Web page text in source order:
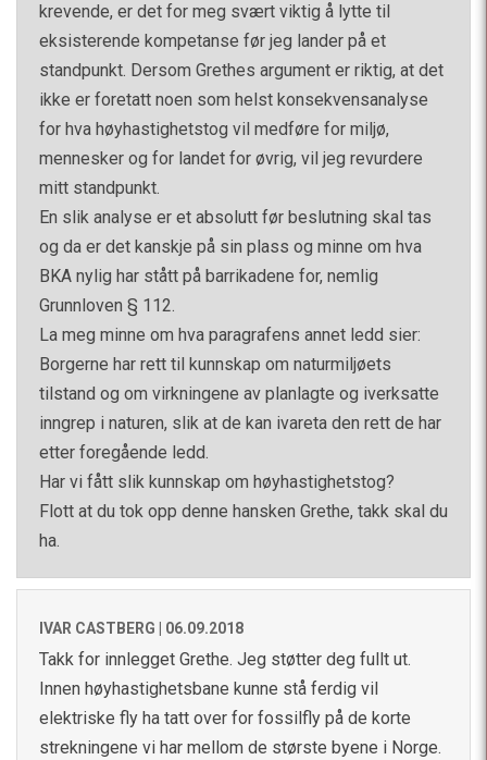
krevende, er det for meg svært viktig å lytte til
eksisterende kompetanse før jeg lander på et
standpunkt. Dersom Grethes argument er riktig, at det
ikke er foretatt noen som helst konsekvensanalyse
for hva høyhastighetstog vil medføre for miljø,
mennesker og for landet for øvrig, vil jeg revurdere
mitt standpunkt.
En slik analyse er et absolutt før beslutning skal tas
og da er det kanskje på sin plass og minne om hva
BKA nylig har stått på barrikadene for, nemlig
Grunnloven § 112.
La meg minne om hva paragrafens annet ledd sier:
Borgerne har rett til kunnskap om naturmiljøets
tilstand og om virkningene av planlagte og iverksatte
inngrep i naturen, slik at de kan ivareta den rett de har
etter foregående ledd.
Har vi fått slik kunnskap om høyhastighetstog?
Flott at du tok opp denne hansken Grethe, takk skal du
ha.
IVAR CASTBERG | 06.09.2018
Takk for innlegget Grethe. Jeg støtter deg fullt ut.
Innen høyhastighetsbane kunne stå ferdig vil
elektriske fly ha tatt over for fossilfly på de korte
strekningene vi har mellom de største byene i Norge.